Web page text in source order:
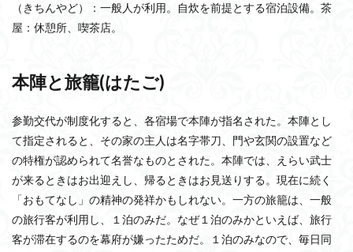
（きちんやど）：一般人が利用。自炊を前提とする宿泊設備。茶
屋：休憩所、喫茶店。
本陣と旅籠(はたご)
参勤交代が制度化すると、各宿場で本陣が指名された。本陣とし
て指定されると、その家の主人は名字帯刀、門や玄関の設置など
の特権が認められて名誉なものとされた。本陣では、えらい武士
が来るときはお出迎えし、帰るときはお見送りする。現在に続く
「おもてなし」の精神の発祥かもしれない。一方の旅籠は、一般
の旅行客が利用し、１泊のみだ。なぜ１泊のみかといえば、旅行
客が滞在するのを幕府が嫌ったためだ。１泊のみなので、毎日同